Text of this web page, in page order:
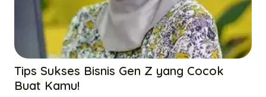
Tips Sukses Bisnis Gen Z yang Cocok
Buat Kamu!